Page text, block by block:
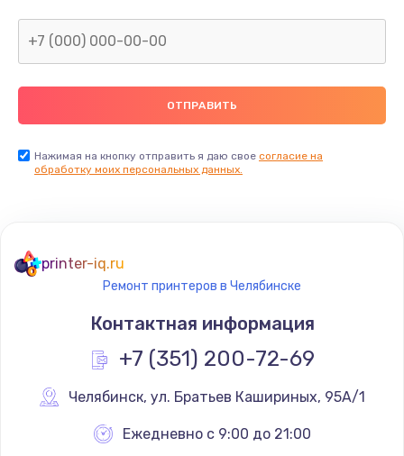
400 руб.
Заказать
Замена термостата
1200 руб.
Заказать
Замена реле
Нажимая на кнопку отправить я даю свое согласие на
обработку моих персональных данных.
printer-iq.ru
Ремонт принтеров в Челябинске
Контактная информация
+7 (351) 200-72-69
Челябинск, ул. Братьев Кашириных, 95А/1
Ежедневно с 9:00 до 21:00